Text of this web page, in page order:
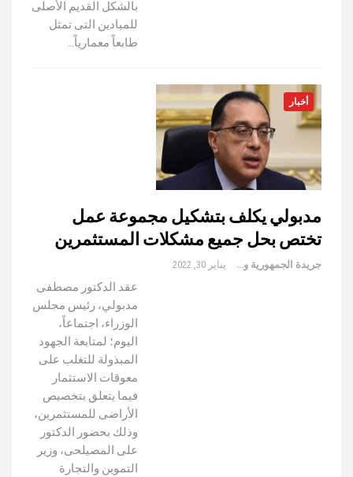
بالشكل القديم الأصلى
للميادين التى تمثل
طابعاً معمارياً…
أخبار
مدبولي يكلف بتشكيل مجموعة عمل
تختص بحل جميع مشكلات المستثمرين
جريدة الجمهورية والعالم يناير 30, 2022
عقد الدكتور مصطفى
مدبولي، رئيس مجلس
الوزراء، اجتماعاً،
اليوم؛ لمتابعة الجهود
المبذولة للتغلب على
معوقات الاستثمار
فيما يتعلق بتخصيص
الأراضى للمستثمرين،
وذلك بحضور الدكتور
على المصيلحى، وزير
التموين والتجارة